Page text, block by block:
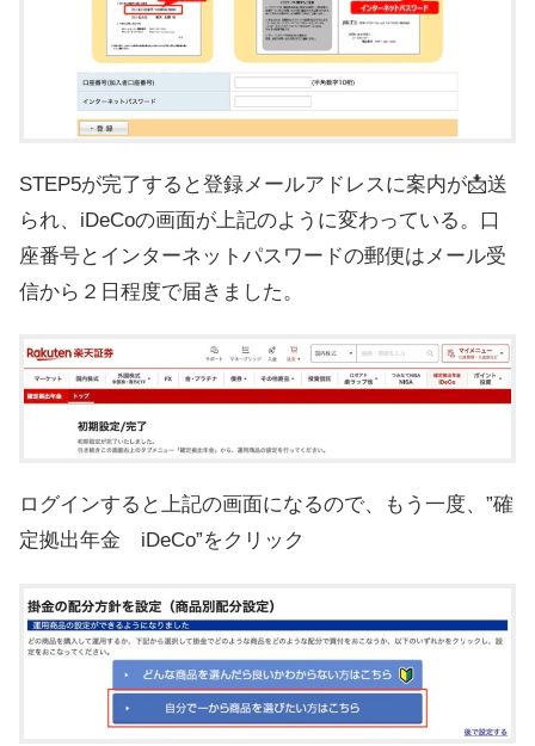
STEP5が完了すると登録メールアドレスに案内が📩送
られ、iDeCoの画面が上記のように変わっている。口
座番号とインターネットパスワードの郵便はメール受
信から２日程度で届きました。
ログインすると上記の画面になるので、もう一度、”確
定拠出年金 iDeCo”をクリック